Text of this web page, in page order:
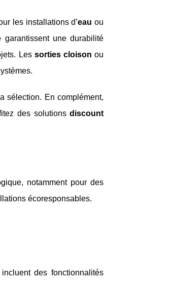
les installations d’eau ou
garantissent une durabilité
Les sorties cloison ou
sélection. En complément,
des solutionsdiscount
notamment pour des
écoresponsables.
des fonctionnalités